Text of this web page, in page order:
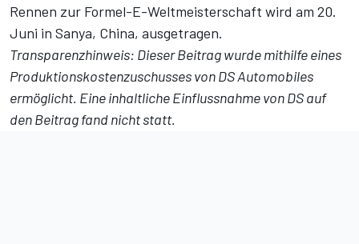
Rennen zur Formel-E-Weltmeisterschaft wird am 20.
Juni in Sanya, China, ausgetragen.
Transparenzhinweis: Dieser Beitrag wurde mithilfe eines
Produktionskostenzuschusses von DS Automobiles
ermöglicht. Eine inhaltliche Einflussnahme von DS auf
den Beitrag fand nicht statt.